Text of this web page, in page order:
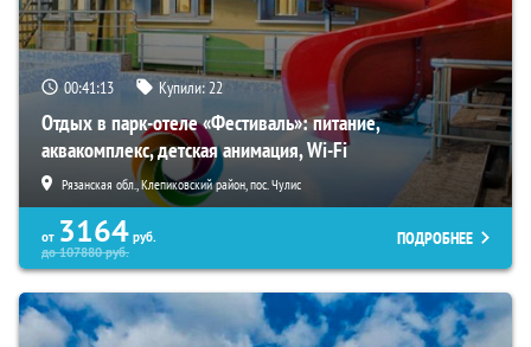
00:41:11 Купили:22
Отдых в парк-отеле «Фестиваль»: питание,
аквакомплекс, детская анимация, Wi-Fi
Рязанская обл., Клепиковский район, пос. Чулис
от 3164 руб.
до107880руб.
ПОДРОБНЕЕ